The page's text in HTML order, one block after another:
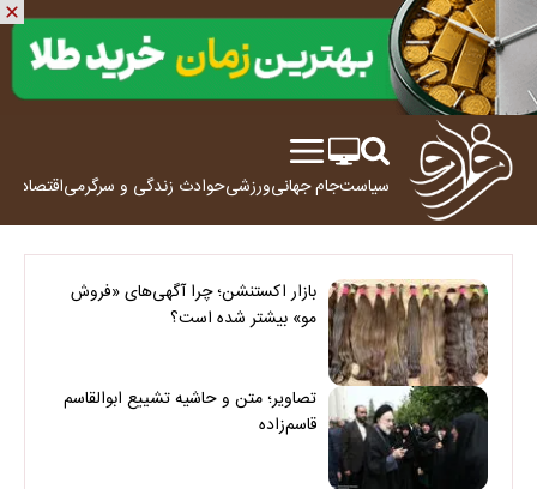
سیاستجام جهانیورزشیحوادث زندگی و سرگرمیاقتصاد
بازار اکستنشن؛ چرا آگهی‌های «فروش
مو» بیشتر شده است؟
تصاویر؛ متن و حاشیه تشییع ابوالقاسم
قاسم‌زاده